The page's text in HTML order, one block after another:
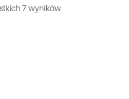
7 wyników